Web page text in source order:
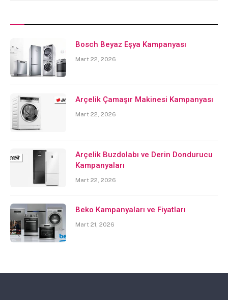
Bosch Beyaz Eşya Kampanyası
Mart 22, 2026
Arçelik Çamaşır Makinesi Kampanyası
Mart 22, 2026
Arçelik Buzdolabı ve Derin Dondurucu
Kampanyaları
Mart 22, 2026
Beko Kampanyaları ve Fiyatları
Mart 21, 2026